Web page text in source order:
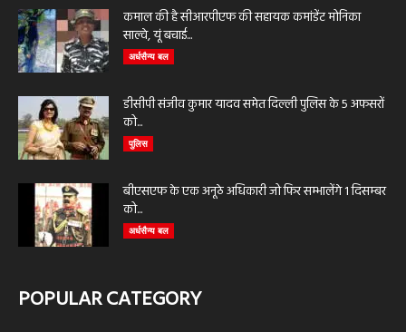
कमाल की है सीआरपीएफ की सहायक कमांडेंट मोनिका
साल्वे, यूं बचाई...
अर्धसैन्य बल
डीसीपी संजीव कुमार यादव समेत दिल्ली पुलिस के 5 अफसरों
को...
पुलिस
बीएसएफ के एक अनूठे अधिकारी जो फिर सम्भालेंगे 1 दिसम्बर
को...
अर्धसैन्य बल
POPULAR CATEGORY